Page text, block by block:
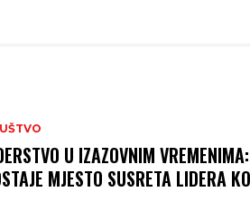
U IZAZOVNIM
MJESTO SUSRETA LIDERA